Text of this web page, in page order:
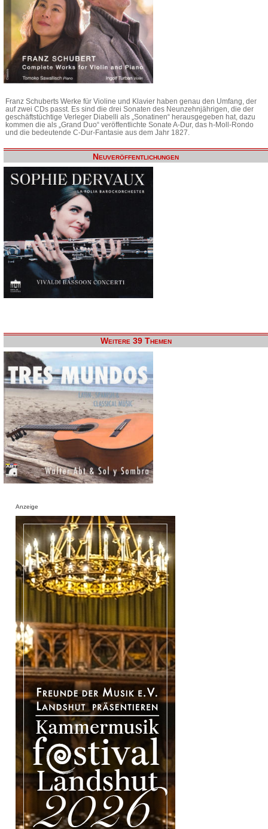
Franz Schuberts Werke für Violine und Klavier haben genau den Umfang, der
auf zwei CDs passt. Es sind die drei Sonaten des Neunzehnjährigen, die der
geschäftstüchtige Verleger Diabelli als „Sonatinen“ herausgegeben hat, dazu
kommen die als „Grand Duo“ veröffentlichte Sonate A-Dur, das h-Moll-Rondo
und die bedeutende C-Dur-Fantasie aus dem Jahr 1827.
Neuveröffentlichungen
Weitere 39 Themen
Anzeige